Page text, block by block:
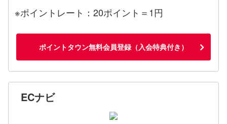
※ポイントレート：20ポイント＝1円
ポイントタウン無料会員登録（入会特典付き）
ECナビ